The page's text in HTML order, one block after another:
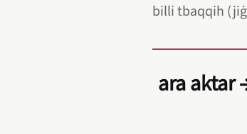
billi tbaqqih
ara aktar